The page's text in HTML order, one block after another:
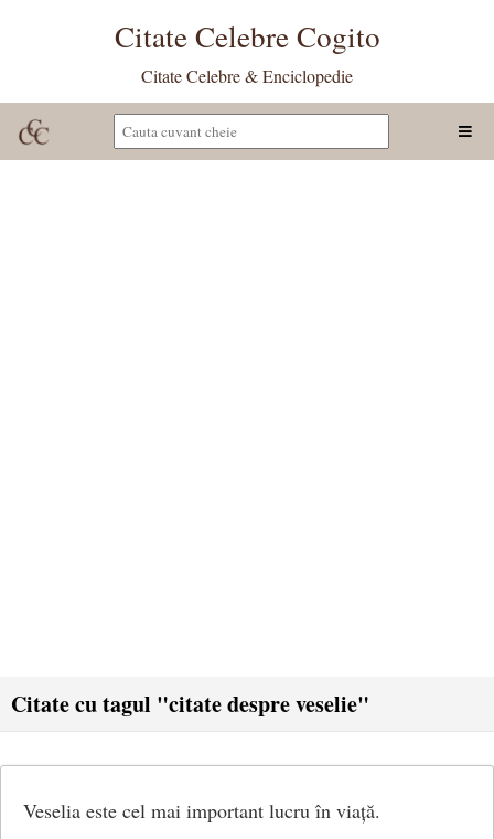
Citate Celebre Cogito
Citate Celebre & Enciclopedie
Citate cu tagul "citate despre veselie"
Veselia este cel mai important lucru în viață.